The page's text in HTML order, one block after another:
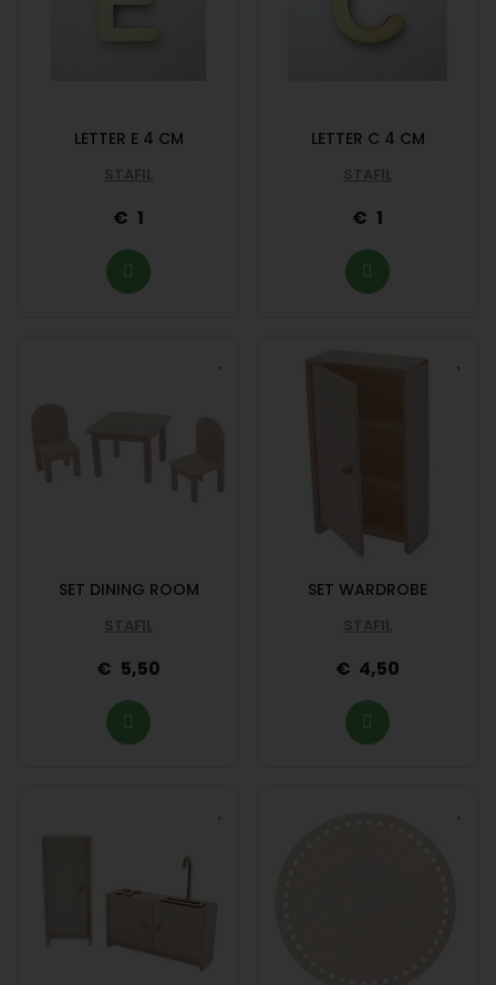
LETTER E 4 CM
STAFIL
1
LETTER C 4 CM
STAFIL
1
SET DINING ROOM
STAFIL
5,50
SET WARDROBE
STAFIL
4,50